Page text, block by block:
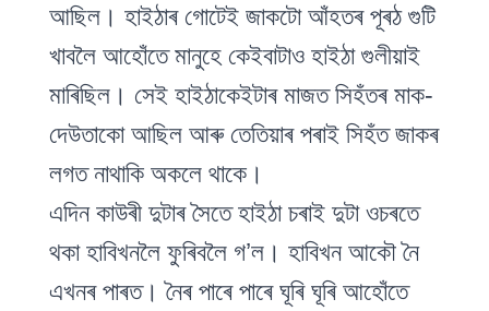
আছিল। হাইঠাৰ গোটেই জাকটো আঁহতৰ পূৰঠ গুটি
খাবলৈ আহোঁতে মানুহে কেইবাটাও হাইঠা গুলীয়াই
মাৰিছিল। সেই হাইঠাকেইটাৰ মাজত সিহঁতৰ মাক-
দেউতাকো আছিল আৰু তেতিয়াৰ পৰাই সিহঁত জাকৰ
লগত নাথাকি অকলে থাকে।
এদিন কাউৰী দুটাৰ সৈতে হাইঠা চৰাই দুটা ওচৰতে
থকা হাবিখনলৈ ফুৰিবলৈ গ’ল। হাবিখন আকৌ নৈ
এখনৰ পাৰত। নৈৰ পাৰে পাৰে ঘূৰি ঘূৰি আহোঁতে